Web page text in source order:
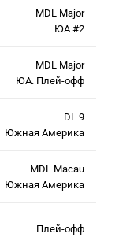
MDL Major
ЮА #2
MDL Major
ЮА. Плей-офф
DL 9
Южная Америка
MDL Macau
Южная Америка
Плей-офф